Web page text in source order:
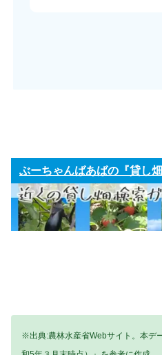
ぶーちゃんばあばの『貸し
※出典:農林水産省Webサイト。本デ